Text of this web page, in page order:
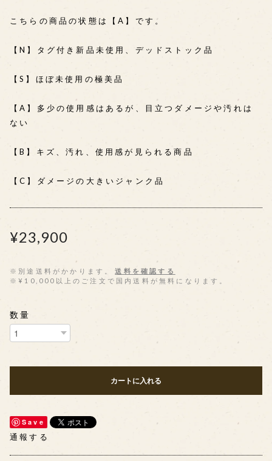
こちらの商品の状態は【A】です。
【N】タグ付き新品未使用、デッドストック品
【S】ほぼ未使用の極美品
【A】多少の使用感はあるが、目立つダメージや汚れは
ない
【B】キズ、汚れ、使用感が見られる商品
【C】ダメージの大きいジャンク品
¥23,900
※別途送料がかかります。
送料を確認する
※¥10,000以上のご注文で国内送料が無料になります。
数量
カートに入れる
Save
通報する